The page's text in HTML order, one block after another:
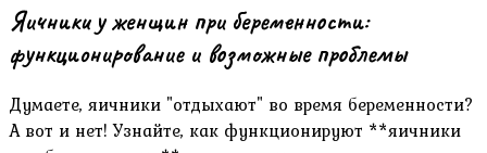
Яичники у женщин при беременности:
функционирование и возможные проблемы
Думаете, яичники "отдыхают" во время беременности?
А вот и нет! Узнайте, как функционируют **яичники